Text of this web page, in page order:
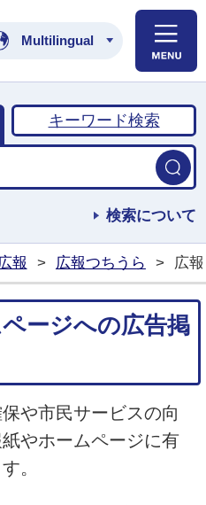
土浦市公式ホームペ
Multilingual
キーワード検索
検索について
報 > 広報つちうら > 広
ージへの広告掲
や市民サービスの向
やホームページに有
。